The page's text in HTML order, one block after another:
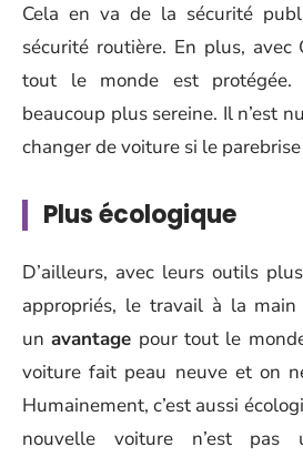
Cela en va de la sécurité
sécurité routière. En plus,
tout le monde est protégée.
beaucoup plus sereine. Il n’est
changer de voiture si le
Plus écologique
D’ailleurs, avec leurs outils
appropriés, le travail à la
unavantage pour tout le
voiture fait peau neuve et on
Humainement, c’est aussi
nouvelle voiture n’est pas